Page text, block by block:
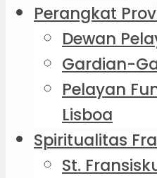
Perangkat
Dewan
Gardian-
Pelayan
Lisboa
Spiritualitas
St.